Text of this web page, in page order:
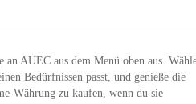
an AUEC aus dem Menü oben aus.
Bedürfnissen passt, und genieße die
Währung zu kaufen, wenn du sie